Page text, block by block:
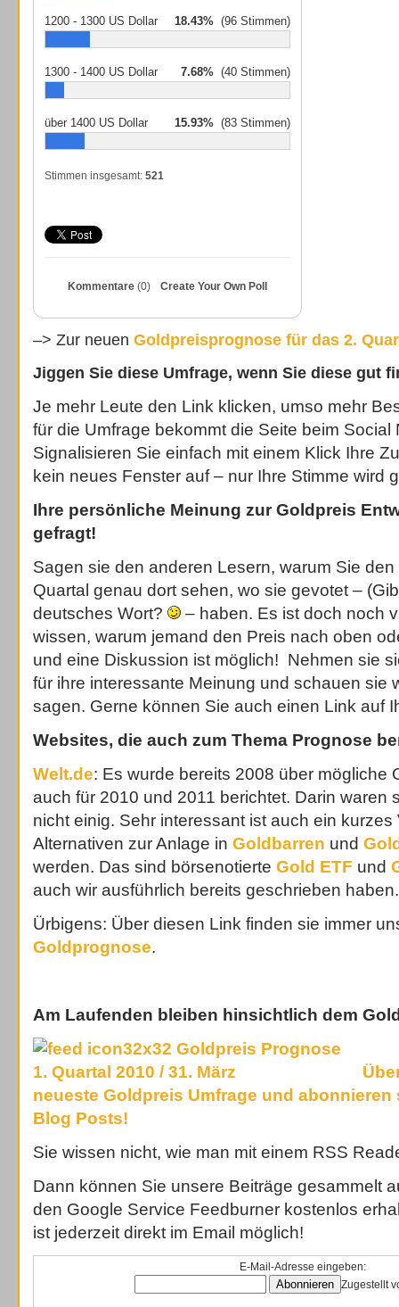
1200 - 1300 US Dollar 18.43% (96 Stimmen)
1300 - 1400 US Dollar 7.68% (40 Stimmen)
über 1400 US Dollar 15.93% (83 Stimmen)
Stimmen insgesamt: 521
Kommentare (0) Create Your Own Poll
–> Zur neuen Goldpreisprognose für das 2.
Jiggen Sie diese Umfrage, wenn Sie diese gut
Je mehr Leute den Link klicken, umso mehr
für die Umfrage bekommt die Seite beim Social
Signalisieren Sie einfach mit einem Klick Ihre
kein neues Fenster auf – nur Ihre Stimme wird
Ihre persönliche Meinung zur Goldpreis
gefragt!
Sagen sie den anderen Lesern, warum Sie
Quartal genau dort sehen, wo sie gevotet –
deutsches Wort?
– haben. Es ist doch noch
wissen, warum jemand den Preis nach oben
und eine Diskussion ist möglich! Nehmen sie
für ihre interessante Meinung und schauen sie
sagen. Gerne können Sie auch einen Link auf
Websites, die auch zum Thema Prognose
Welt.de: Es wurde bereits 2008 über mögliche
auch für 2010 und 2011 berichtet. Darin waren
nicht einig. Sehr interessant ist auch ein
Alternativen zur Anlage in Goldbarren und
werden. Das sind börsenotierte Gold ETF und
auch wir ausführlich bereits geschrieben haben.
Ürbigens: Über diesen Link finden sie immer
Goldprognose.
Am Laufenden bleiben hinsichtlich dem
neueste Goldpreis Umfrage und
Blog Posts!
Sie wissen nicht, wie man mit einem RSS
Dann können Sie unsere Beiträge gesammelt
den Google Service Feedburner kostenlos
ist jederzeit direkt im Email möglich!
E-Mail-Adresse eingeben:
Zugestellt